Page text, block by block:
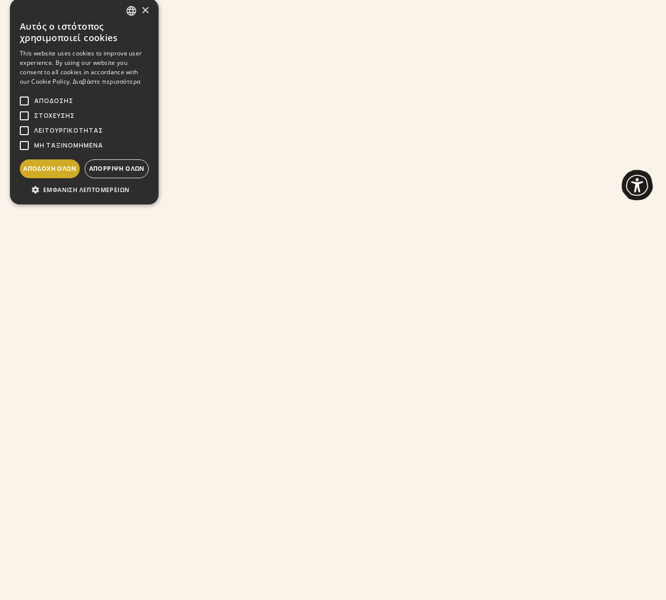
×
Αυτός ο ιστότοπος
χρησιμοποιεί cookies
This website uses cookies to improve user
experience. By using our website you
consent to all cookies in accordance with
our Cookie Policy. Διαβάστε περισσότερα
ΑΠΌΔΟΣΗΣ
ΣΤΌΧΕΥΣΗΣ
ΛΕΙΤΟΥΡΓΙΚΌΤΗΤΑΣ
ΜΗ ΤΑΞΙΝΟΜΗΜΈΝΑ
ΑΠΟΔΟΧΉ ΌΛΩΝ ΑΠΌΡΡΙΨΗ ΌΛΩΝ
ΕΜΦΆΝΙΣΗ ΛΕΠΤΟΜΕΡΕΙΏΝ